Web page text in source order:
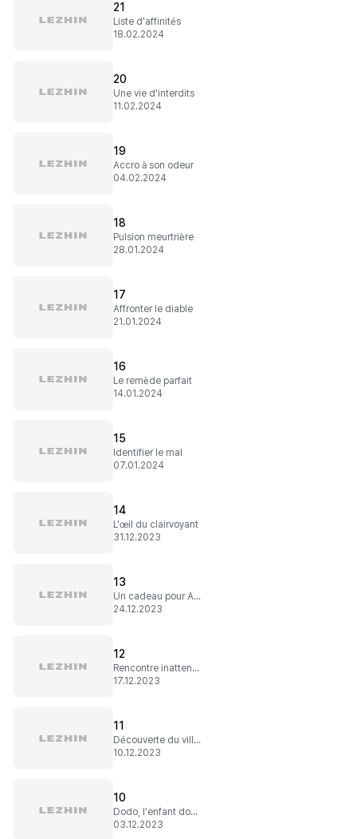
21
Liste d'affinités
18.02.2024
20
Une vie d'interdits
11.02.2024
19
Accro à son odeur
04.02.2024
18
Pulsion meurtrière
28.01.2024
17
Affronter le diable
21.01.2024
16
Le remède parfait
14.01.2024
15
Identifier le mal
07.01.2024
14
L'œil du clairvoyant
31.12.2023
13
Un cadeau pour Adrian
24.12.2023
12
Rencontre inattendue
17.12.2023
11
Découverte du village
10.12.2023
10
Dodo, l'enfant do...
03.12.2023